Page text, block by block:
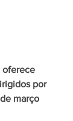
oferece
por
março